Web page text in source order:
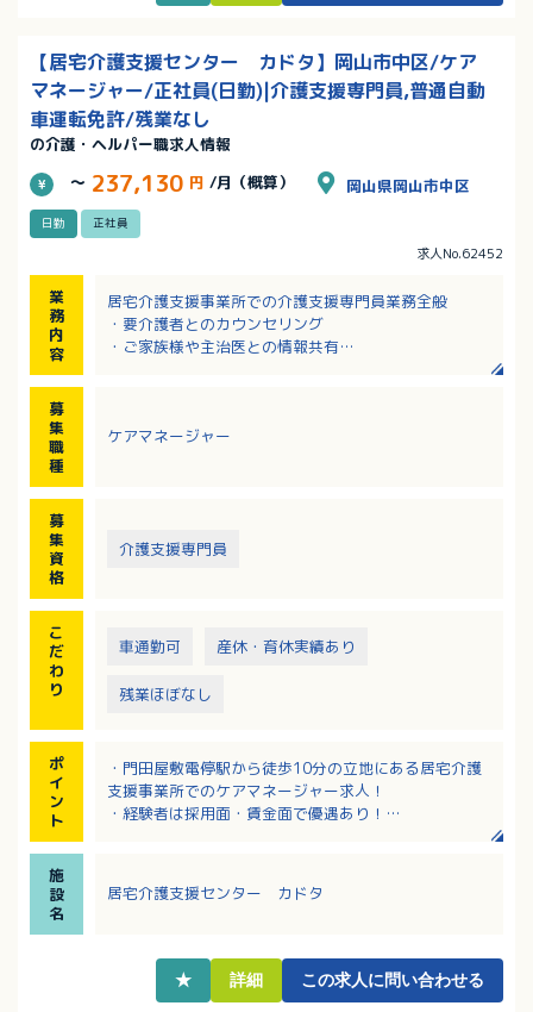
【居宅介護支援センター カドタ】岡山市中区/ケア
マネージャー/正社員(日勤)|介護支援専門員,普通自動
車運転免許/残業なし
の介護・ヘルパー職求人情報
～ 237,130 円 /月（概算） 岡山県岡山市中区
日勤 正社員
求人No.62452
業
務
内
容
居宅介護支援事業所での介護支援専門員業務全般
・要介護者とのカウンセリング
・ご家族様や主治医との情報共有
募
集
職
種
ケアマネージャー
募
集
資
格
介護支援専門員
こ
だ
わ
り
車通勤可 産休・育休実績あり
残業ほぼなし
ポ
イ
ン
ト
・門田屋敷電停駅から徒歩10分の立地にある居宅介護
支援事業所でのケアマネージャー求人！
・経験者は採用面・賃金面で優遇あり！
・昇給・賞与制度あり！賞与は年間賞与実績3.5ヶ月分
支給！
施
設
名
居宅介護支援センター カドタ
★ 詳細 この求人に問い合わせる